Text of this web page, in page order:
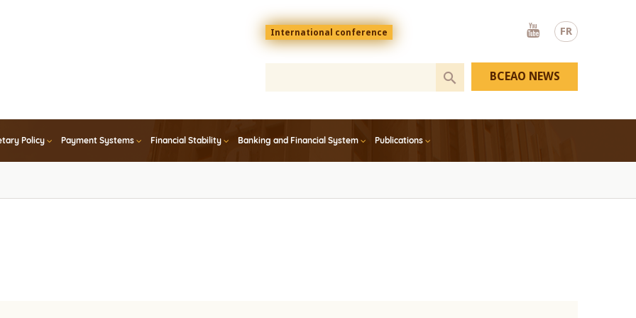
FR
Menu
top
En
International conference
Youtube
Policy Payment Systems Financial Stability Banking and Financial System Publications
BCEAO NEWS